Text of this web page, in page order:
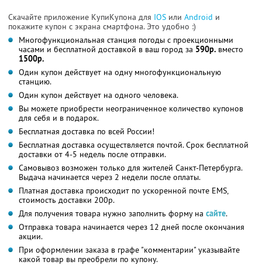
Скачайте приложение КупиКупона для IOS или Android и
покажите купон с экрана смартфона. Это удобно :)
Многофункциональная станция погоды с проекционными
часами и бесплатной доставкой в ваш город за 590р. вместо
1500р.
Один купон действует на одну многофункциональную
станцию.
Один купон действует на одного человека.
Вы можете приобрести неограниченное количество купонов
для себя и в подарок.
Бесплатная доставка по всей России!
Бесплатная доставка осуществляется почтой. Срок бесплатной
доставки от 4-5 недель после отправки.
Самовывоз возможен только для жителей Санкт-Петербурга.
Выдача начинается через 2 недели после оплаты.
Платная доставка происходит по ускоренной почте EMS,
стоимость доставки 200р.
Для получения товара нужно заполнить форму на сайте.
Отправка товара начинается через 12 дней после окончания
акции.
При оформлении заказа в графе "комментарии" указывайте
какой товар вы преобрели по купону.